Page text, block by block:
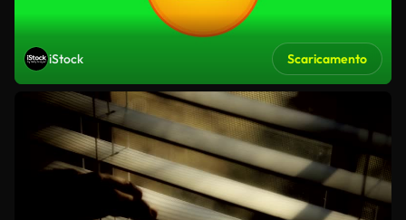
iStock Scaricamento